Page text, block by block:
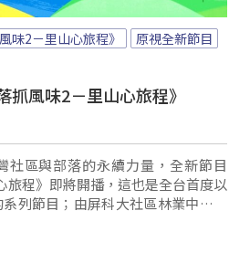
味2－里山心旅程》
原視全新節目
抓風味2－里山心旅程》
社區與部落的永續力量，全新節目
旅程》即將開播，這也是全台首度以
列節目；由屏科大社區林業中心陳
農業部林保署與原文會支持，帶領
人與自然共生的故事。